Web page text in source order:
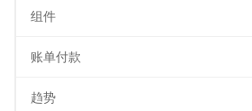
组件
账单付款
趋势